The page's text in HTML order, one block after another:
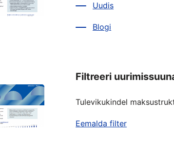
Uudis
Blogi
Filtreeri
Tulevikukindel
Eemalda filter